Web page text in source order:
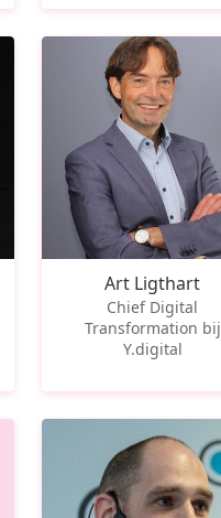
Art Ligthart
Chief Digital
Transformation bij
Y.digital